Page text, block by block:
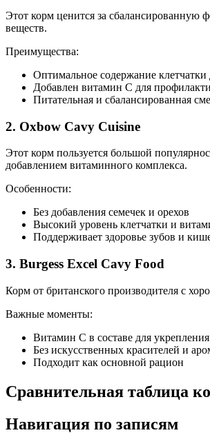
Этот корм ценится за сбалансированную
веществ.
Преимущества:
Оптимальное содержание
Добавлен витамин С для
Питательная и сбалансированная
2. Oxbow Cavy Cuisine
Этот корм пользуется большой
добавлением витаминного комплекса.
Особенности:
Без добавления семечек и орехов
Высокий уровень клетчатки и
Поддерживает здоровье зубов и
3. Burgess Excel Cavy Food
Корм от британского производителя с
Важные моменты:
Витамин С в составе для
Без искусственных красителей и
Подходит как основной рацион
Сравнительная таблица
Навигация по записям